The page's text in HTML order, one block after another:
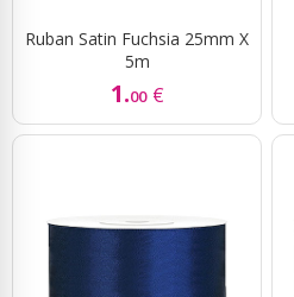
Ruban Satin Fuchsia 25mm X
5m
1.00 €